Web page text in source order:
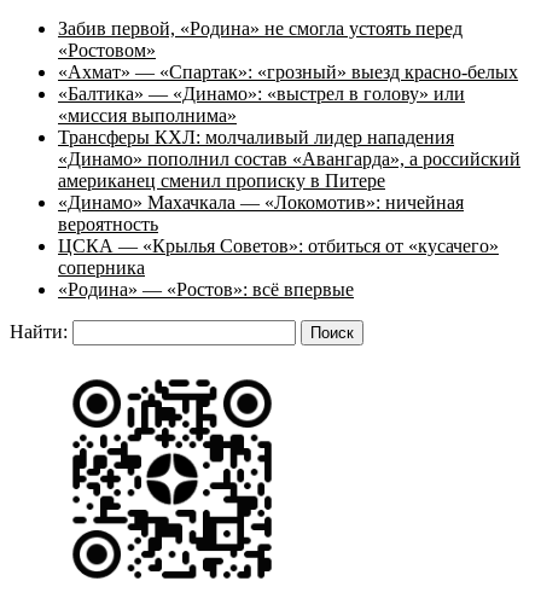
Забив первой, «Родина» не смогла устоять перед
«Ростовом»
«Ахмат» — «Спартак»: «грозный» выезд красно-белых
«Балтика» — «Динамо»: «выстрел в голову» или
«миссия выполнима»
Трансферы КХЛ: молчаливый лидер нападения
«Динамо» пополнил состав «Авангарда», а российский
американец сменил прописку в Питере
«Динамо» Махачкала — «Локомотив»: ничейная
вероятность
ЦСКА — «Крылья Советов»: отбиться от «кусачего»
соперника
«Родина» — «Ростов»: всё впервые
Найти: